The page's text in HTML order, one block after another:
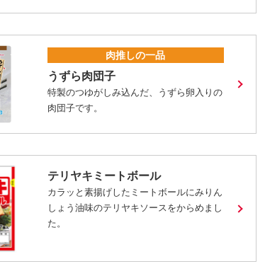
肉推しの一品
うずら肉団子
特製のつゆがしみ込んだ、うずら卵入りの
肉団子です。
テリヤキミートボール
カラッと素揚げしたミートボールにみりん
しょう油味のテリヤキソースをからめまし
た。